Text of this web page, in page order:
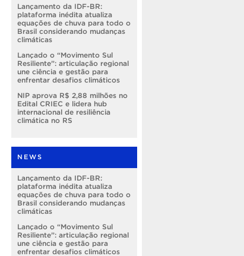
Lançamento da IDF-BR:
plataforma inédita atualiza
equações de chuva para todo o
Brasil considerando mudanças
climáticas
Lançado o “Movimento Sul
Resiliente”: articulação regional
une ciência e gestão para
enfrentar desafios climáticos
NIP aprova R$ 2,88 milhões no
Edital CRIEC e lidera hub
internacional de resiliência
climática no RS
NEWS
Lançamento da IDF-BR:
plataforma inédita atualiza
equações de chuva para todo o
Brasil considerando mudanças
climáticas
Lançado o “Movimento Sul
Resiliente”: articulação regional
une ciência e gestão para
enfrentar desafios climáticos